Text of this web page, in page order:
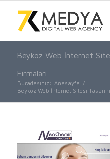
Beykoz Web İnternet
Firmaları
Buradasınız: Anasayfa
/
Beykoz Web İnternet Sitesi